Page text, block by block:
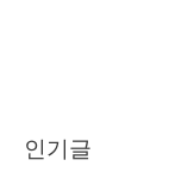
인기글